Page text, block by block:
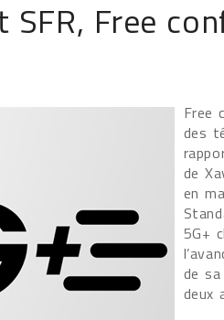
SFR, Free
Free
des
de
en
5G+
de
deux